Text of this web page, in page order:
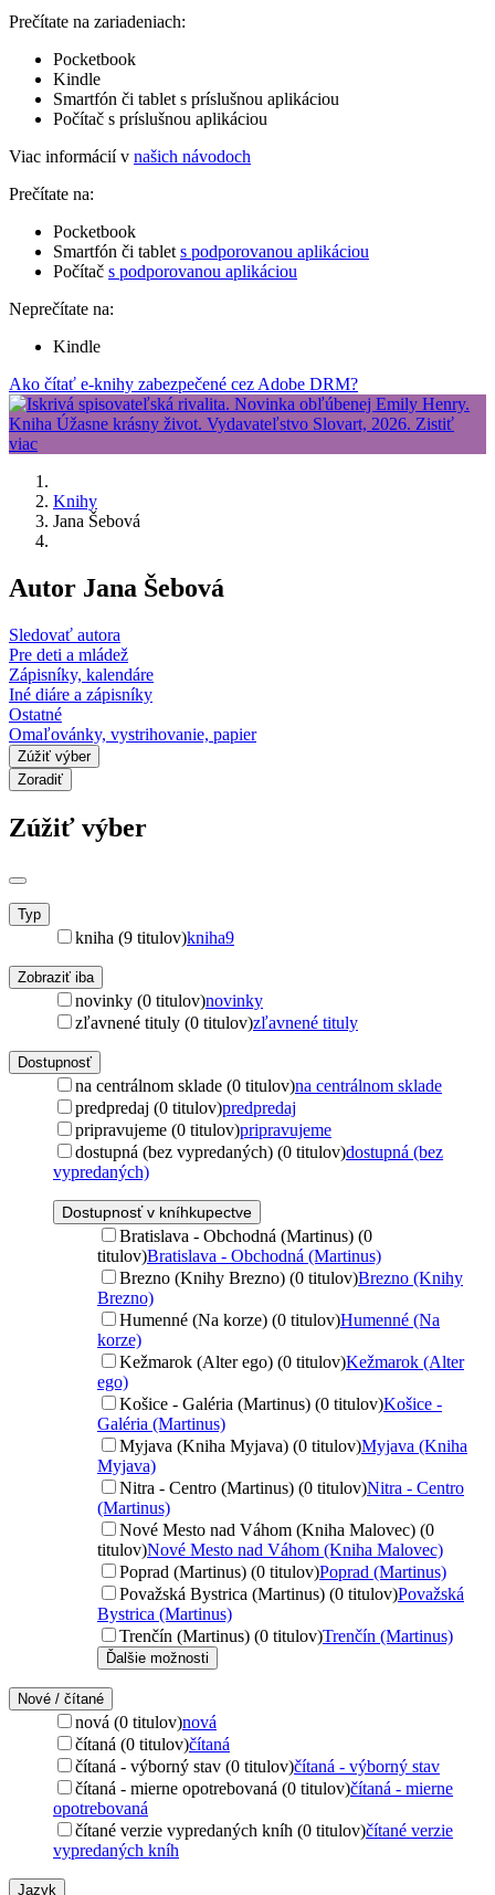
Prečítate na zariadeniach:
Pocketbook
Kindle
Smartfón či tablet s príslušnou aplikáciou
Počítač s príslušnou aplikáciou
Viac informácií v našich návodoch
Prečítate na:
Pocketbook
Smartfón či tablet s podporovanou aplikáciou
Počítač s podporovanou aplikáciou
Neprečítate na:
Kindle
Ako čítať e-knihy zabezpečené cez Adobe DRM?
Knihy
Jana Šebová
Autor Jana Šebová
Sledovať autora
Pre deti a mládež
Zápisníky, kalendáre
Iné diáre a zápisníky
Ostatné
Omaľovánky, vystrihovanie, papier
Zúžiť výber
Zoradiť
Zúžiť výber
Typ
kniha (9 titulov)kniha9
Zobraziť iba
novinky (0 titulov)novinky
zľavnené tituly (0 titulov)zľavnené tituly
Dostupnosť
na centrálnom sklade (0 titulov)na centrálnom sklade
predpredaj (0 titulov)predpredaj
pripravujeme (0 titulov)pripravujeme
dostupná (bez vypredaných) (0 titulov)dostupná (bez
vypredaných)
Dostupnosť v kníhkupectve
Bratislava - Obchodná (Martinus) (0
titulov)Bratislava - Obchodná (Martinus)
Brezno (Knihy Brezno) (0 titulov)Brezno (Knihy
Brezno)
Humenné (Na korze) (0 titulov)Humenné (Na
korze)
Kežmarok (Alter ego) (0 titulov)Kežmarok (Alter
ego)
Košice - Galéria (Martinus) (0 titulov)Košice -
Galéria (Martinus)
Myjava (Kniha Myjava) (0 titulov)Myjava (Kniha
Myjava)
Nitra - Centro (Martinus) (0 titulov)Nitra - Centro
(Martinus)
Nové Mesto nad Váhom (Kniha Malovec) (0
titulov)Nové Mesto nad Váhom (Kniha Malovec)
Poprad (Martinus) (0 titulov)Poprad (Martinus)
Považská Bystrica (Martinus) (0 titulov)Považská
Bystrica (Martinus)
Trenčín (Martinus) (0 titulov)Trenčín (Martinus)
Ďalšie možnosti
Nové / čítané
nová (0 titulov)nová
čítaná (0 titulov)čítaná
čítaná - výborný stav (0 titulov)čítaná - výborný stav
čítaná - mierne opotrebovaná (0 titulov)čítaná - mierne
opotrebovaná
čítané verzie vypredaných kníh (0 titulov)čítané verzie
vypredaných kníh
Jazyk